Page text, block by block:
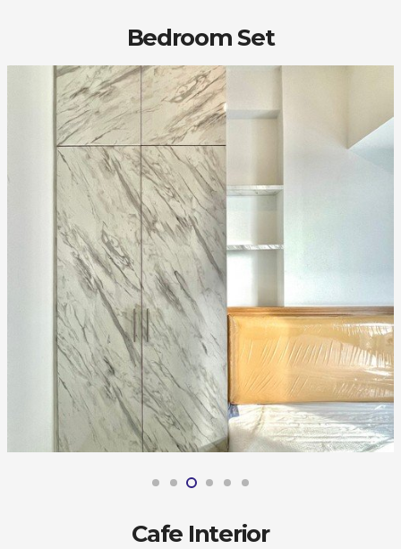
Bedroom Set
Cafe Interior